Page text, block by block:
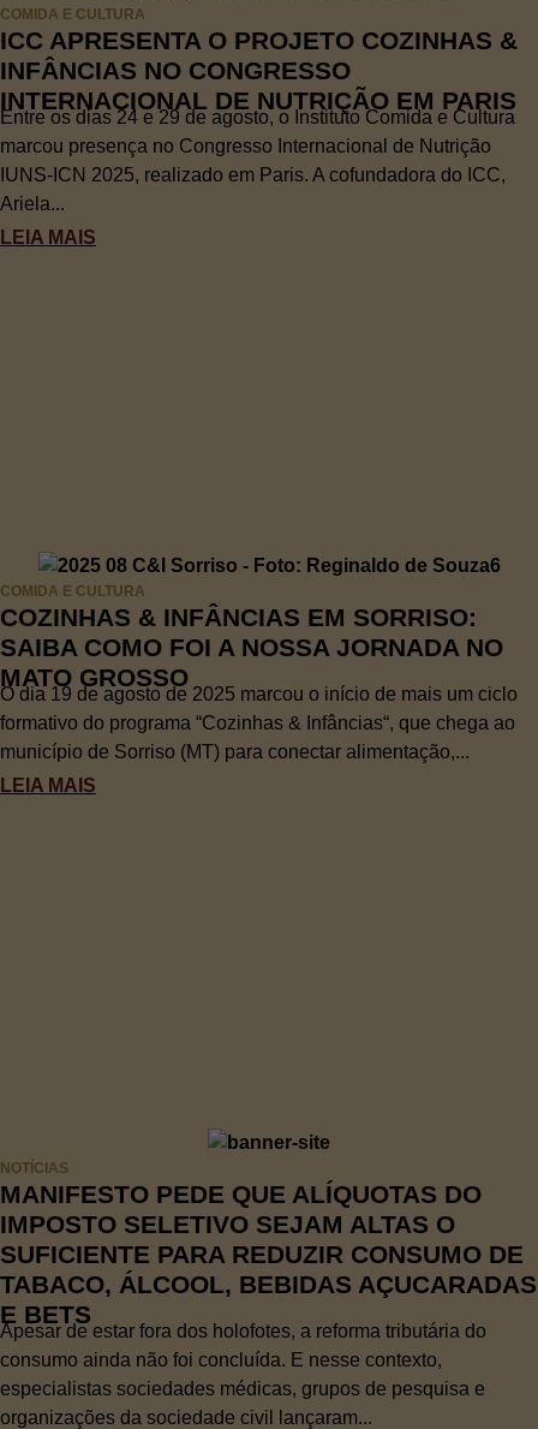
COMIDA E CULTURA
ICC APRESENTA O PROJETO COZINHAS &
INFÂNCIAS NO CONGRESSO
INTERNACIONAL DE NUTRIÇÃO EM PARIS
Entre os dias 24 e 29 de agosto, o Instituto Comida e Cultura
marcou presença no Congresso Internacional de Nutrição
IUNS-ICN 2025, realizado em Paris. A cofundadora do ICC,
Ariela...
LEIA MAIS
COMIDA E CULTURA
COZINHAS & INFÂNCIAS EM SORRISO:
SAIBA COMO FOI A NOSSA JORNADA NO
MATO GROSSO
O dia 19 de agosto de 2025 marcou o início de mais um ciclo
formativo do programa “Cozinhas & Infâncias“, que chega ao
município de Sorriso (MT) para conectar alimentação,...
LEIA MAIS
NOTÍCIAS
MANIFESTO PEDE QUE ALÍQUOTAS DO
IMPOSTO SELETIVO SEJAM ALTAS O
SUFICIENTE PARA REDUZIR CONSUMO DE
TABACO, ÁLCOOL, BEBIDAS AÇUCARADAS
E BETS
Apesar de estar fora dos holofotes, a reforma tributária do
consumo ainda não foi concluída. E nesse contexto,
especialistas sociedades médicas, grupos de pesquisa e
organizações da sociedade civil lançaram...